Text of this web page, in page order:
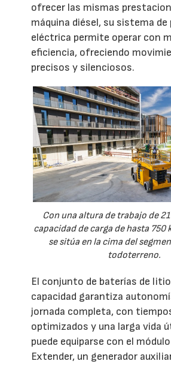
ofrecer las mismas
máquina diésel, su sistema de
eléctrica permite operar con
eficiencia, ofreciendo
precisos y silenciosos.
Con una altura de trabajo de
capacidad de carga de hasta 750
se sitúa en la cima del
todoterreno.
El conjunto de baterías de
capacidad garantiza
jornada completa, con
optimizados y una larga vida
puede equiparse con el
Extender, un generador